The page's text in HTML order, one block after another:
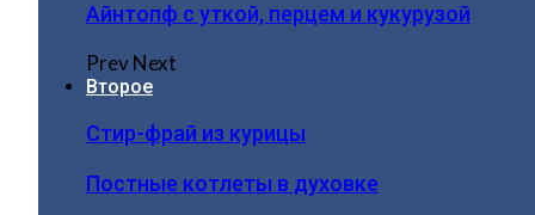
Айнтопф с уткой, перцем и кукурузой
PrevNext
Второе
Стир-фрай из курицы
Постные котлеты в духовке